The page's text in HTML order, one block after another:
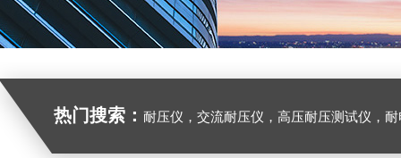
热门搜索： 耐压仪，交流耐压仪，高压耐压测试仪，